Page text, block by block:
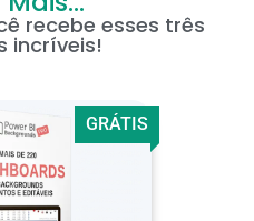
recebe esses três
incríveis!
GRÁTIS